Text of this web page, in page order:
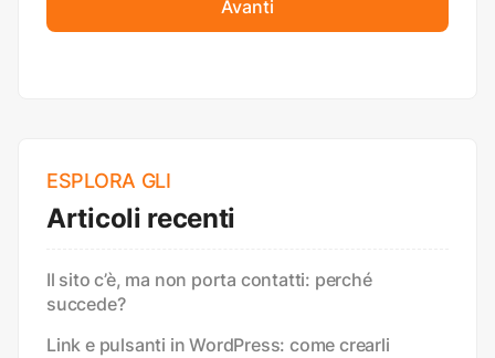
Avanti
ESPLORA GLI
Articoli recenti
Il sito c’è, ma non porta contatti: perché
succede?
Link e pulsanti in WordPress: come crearli